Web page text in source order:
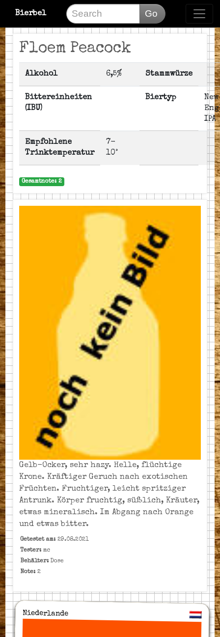
Bierbel Go
Floem Peacock
Alkohol 6,5% Stammwürze
Bittereinheiten
(IBU)
Biertyp
New
IPA
Empfohlene
Trinktemperatur
7-
10°
Gesamtnote: 2
Gelb-Ocker, sehr hazy. Helle, flüchtige
Krone. Kräftiger Geruch nach exotischen
Früchten. Fruchtiger, leicht spritziger
Antrunk. Körper fruchtig, süßlich, Kräuter,
etwas mineralisch. Im Abgang nach Orange
und etwas bitter.
Getestet am: 29.08.2021
Tester: mc
Behälter: Dose
Note: 2
Niederlande